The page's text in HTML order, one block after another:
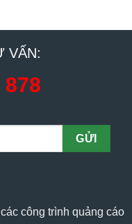
VẤN:
878
công trình quảng cáo